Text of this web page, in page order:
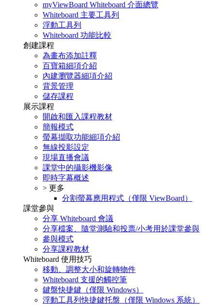
myViewBoard Whiteboard 介面總覽
Whiteboard 主要工具列
浮動工具列
Whiteboard 功能比較
創建課程
為畫布添加註釋
百寶箱細項介紹
內建瀏覽器細項介紹
背景管理
儲存課程
展示課程
開啟和匯入課程教材
簡報模式
螢幕擷取功能細項介紹
無線投影設定
現場直播會議
課堂中的攝影機影像
即時字幕概述
> 更多
分割螢幕應用程式（僅限 ViewBoard）
課堂參與
分享 Whiteboard 會議
分享檔案、隨堂測驗和投票/小考用於課堂參與
參與模式
分享課程教材
Whiteboard 使用技巧
移動、調整大小和旋轉物件
Whiteboard 支援的觸控筆
鍵盤快捷鍵（僅限 Windows）
浮動工具列快捷鍵托盤（僅限 Windows 系統）